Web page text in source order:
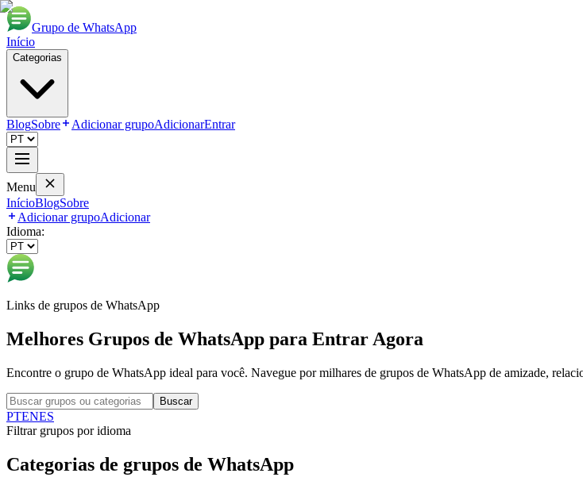
Grupo de WhatsApp
Início
Categorias
BlogSobre Adicionar grupoAdicionarEntrar
Menu
InícioBlogSobre
Adicionar grupoAdicionar
Idioma:
Links de grupos de WhatsApp
Melhores Grupos de WhatsApp para Entrar Agora
Encontre o grupo de WhatsApp ideal para você. Navegue por milhares de grupos de WhatsApp de amizade,
Buscar
PTENES
Filtrar grupos por idioma
Categorias de grupos de WhatsApp